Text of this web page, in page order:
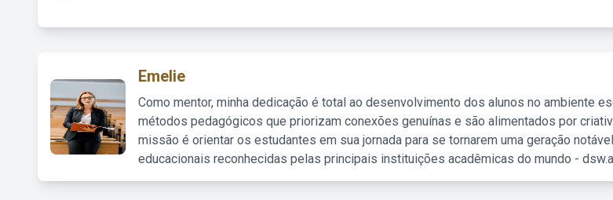
Emelie
Como mentor, minha dedicação é total ao desenvolvimento dos alunos no ambiente
métodos pedagógicos que priorizam conexões genuínas e são alimentados por
missão é orientar os estudantes em sua jornada para se tornarem uma geração
educacionais reconhecidas pelas principais instituições acadêmicas do mundo -